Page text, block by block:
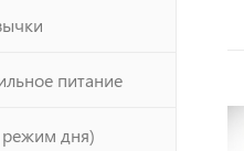
питание
дня)